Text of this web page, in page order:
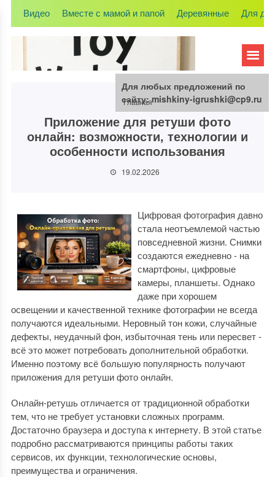
Видео Вместе с мамой и папой Деревянные Для
Главная
Приложение для ретуши фото
онлайн: возможности, технологии и
особенности использования
19.02.2026
Цифровая фотография давно
стала неотъемлемой частью
повседневной жизни. Снимки
создаются ежедневно - на
смартфоны, цифровые
камеры, планшеты. Однако
даже при хорошем
освещении и качественной технике фотографии не всегда
получаются идеальными. Неровный тон кожи, случайные
дефекты, неудачный фон, избыточная тень или пересвет -
всё это может потребовать дополнительной обработки.
Именно поэтому всё большую популярность получают
приложения для ретуши фото онлайн.
Онлайн-ретушь отличается от традиционной обработки
тем, что не требует установки сложных программ.
Достаточно браузера и доступа к интернету. В этой статье
подробно рассматриваются принципы работы таких
сервисов, их функции, технологические основы,
преимущества и ограничения.
Для любых предложений по
сайту: mishkiny-igrushki@cp9.ru